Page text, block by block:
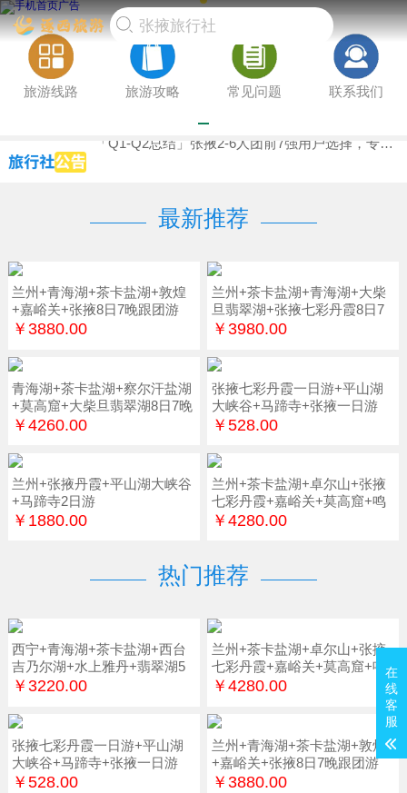
旅游线路 旅游攻略 常见问题 联系我们
最新推荐
兰州+青海湖+茶卡盐湖+敦煌
+嘉峪关+张掖8日7晚跟团游
￥3880.00
兰州+茶卡盐湖+青海湖+大柴
旦翡翠湖+张掖七彩丹霞8日7
晚
￥3980.00
青海湖+茶卡盐湖+察尔汗盐湖
+莫高窟+大柴旦翡翠湖8日7晚
￥4260.00
张掖七彩丹霞一日游+平山湖
大峡谷+马蹄寺+张掖一日游
￥528.00
兰州+张掖丹霞+平山湖大峡谷
+马蹄寺2日游
￥1880.00
兰州+茶卡盐湖+卓尔山+张掖
七彩丹霞+嘉峪关+莫高窟+鸣
沙山7日游
￥4280.00
热门推荐
西宁+青海湖+茶卡盐湖+西台
吉乃尔湖+水上雅丹+翡翠湖5
日游
￥3220.00
兰州+茶卡盐湖+卓尔山+张掖
七彩丹霞+嘉峪关+莫高窟+鸣
沙山7日游
￥4280.00
张掖七彩丹霞一日游+平山湖
大峡谷+马蹄寺+张掖一日游
￥528.00
兰州+青海湖+茶卡盐湖+敦煌
+嘉峪关+张掖8日7晚跟团游
￥3880.00
在
线
客
服